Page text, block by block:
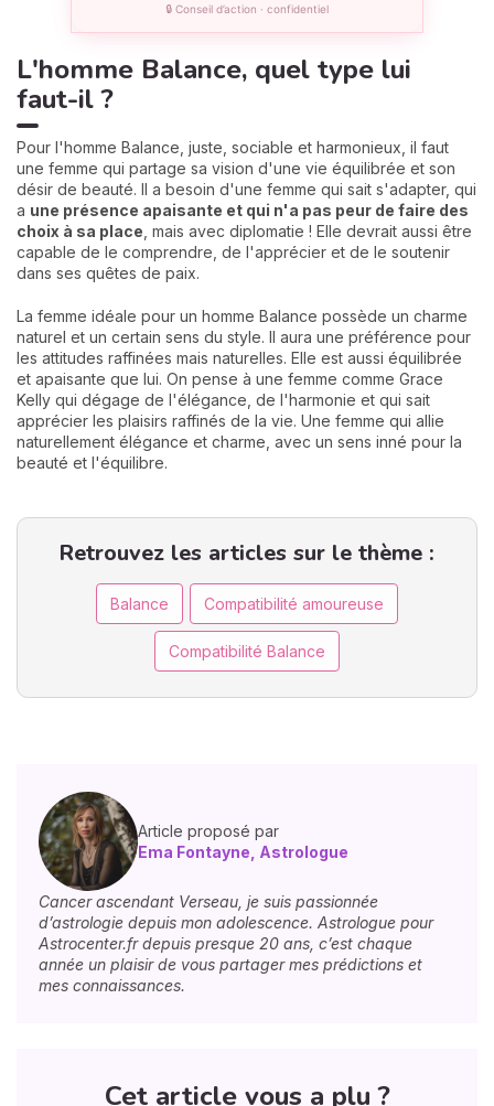
🔒 Conseil d’action · confidentiel
L'homme Balance, quel type lui
faut-il ?
Pour l'homme Balance, juste, sociable et harmonieux, il faut
une femme qui partage sa vision d'une vie équilibrée et son
désir de beauté. Il a besoin d'une femme qui sait s'adapter, qui
a une présence apaisante et qui n'a pas peur de faire des
choix à sa place , mais avec diplomatie ! Elle devrait aussi être
capable de le comprendre, de l'apprécier et de le soutenir
dans ses quêtes de paix.
La femme idéale pour un homme Balance possède un charme
naturel et un certain sens du style. Il aura une préférence pour
les attitudes raffinées mais naturelles. Elle est aussi équilibrée
et apaisante que lui. On pense à une femme comme Grace
Kelly qui dégage de l'élégance, de l'harmonie et qui sait
apprécier les plaisirs raffinés de la vie. Une femme qui allie
naturellement élégance et charme, avec un sens inné pour la
beauté et l'équilibre.
Retrouvez les articles sur le thème :
Balance Compatibilité amoureuse
Compatibilité Balance
Article proposé par
Ema Fontayne, Astrologue
Cancer ascendant Verseau, je suis passionnée
d’astrologie depuis mon adolescence. Astrologue pour
Astrocenter.fr depuis presque 20 ans, c’est chaque
année un plaisir de vous partager mes prédictions et
mes connaissances.
Cet article vous a plu ?